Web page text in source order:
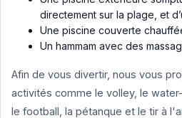
directement sur la plage, et
Une piscine couverte
Un hammam avec des
Afin de vous divertir, nous vous
activités comme le volley, le
le football, la pétanque et le tir à